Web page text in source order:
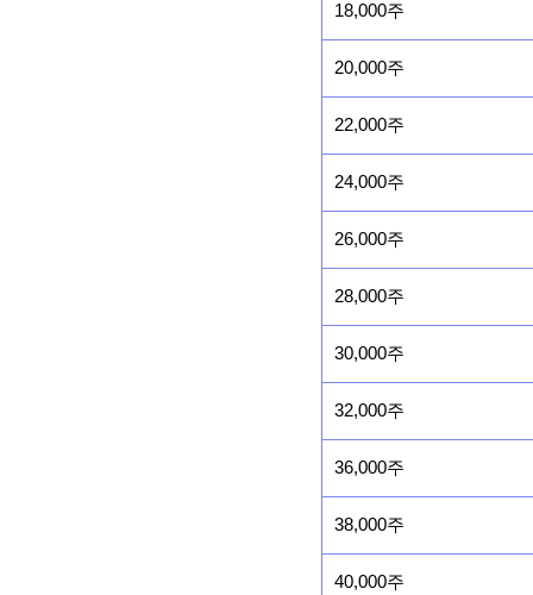
18,000주
20,000주
22,000주
24,000주
26,000주
28,000주
30,000주
32,000주
36,000주
38,000주
40,000주